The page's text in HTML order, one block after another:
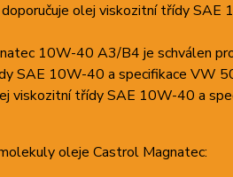
olej viskozitní třídy
10W-40 A3/B4 je schválen
SAE 10W-40 a specifikace VW
viskozitní třídy SAE 10W-40 a
oleje Castrol Magnatec: